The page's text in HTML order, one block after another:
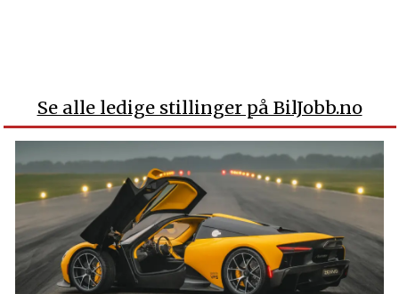
Se alle ledige stillinger på BilJobb.no